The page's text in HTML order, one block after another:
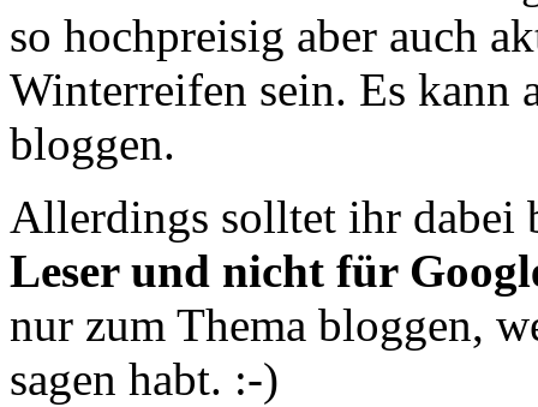
so hochpreisig aber auch
Winterreifen sein. Es kann
bloggen.
Allerdings solltet ihr dabei
Leser und nicht für
nur zum Thema bloggen,
sagen habt. :-)